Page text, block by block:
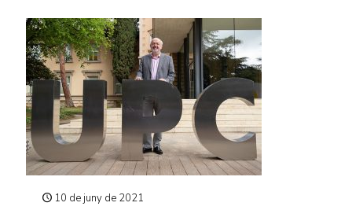
10 de juny de 2021